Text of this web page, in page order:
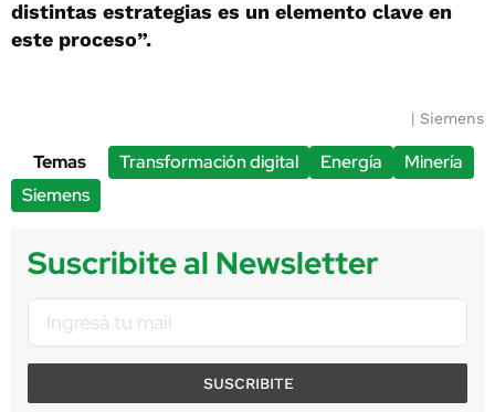
distintas estrategias es un elemento clave en
este proceso”.
Siemens
Temas Transformación digital Energía
Minería
Siemens
Suscribite al Newsletter
SUSCRIBITE